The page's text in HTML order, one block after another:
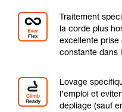
Traitement
la corde plus
excellente prise
constante dans
Lovage
l’emploi et
dépliage (sauf